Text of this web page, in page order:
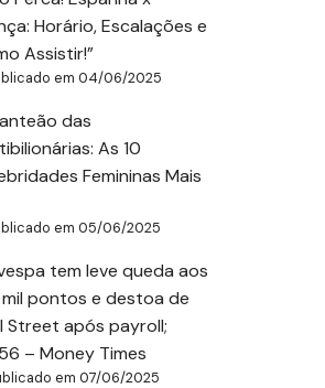
Horário, Escalações e
Assistir!”
em 04/06/2025
das
As 10
Femininas Mais
em 05/06/2025
tem leve queda aos
mil pontos e destoa de
Street após payroll;
– Money Times
em 07/06/2025